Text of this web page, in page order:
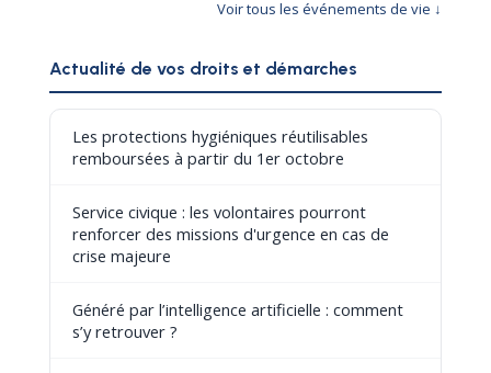
Voir tous les événements de vie ↓
Actualité de vos droits et démarches
Les protections hygiéniques réutilisables
remboursées à partir du 1er octobre
Service civique : les volontaires pourront
renforcer des missions d'urgence en cas de
crise majeure
Généré par l’intelligence artificielle : comment
s’y retrouver ?